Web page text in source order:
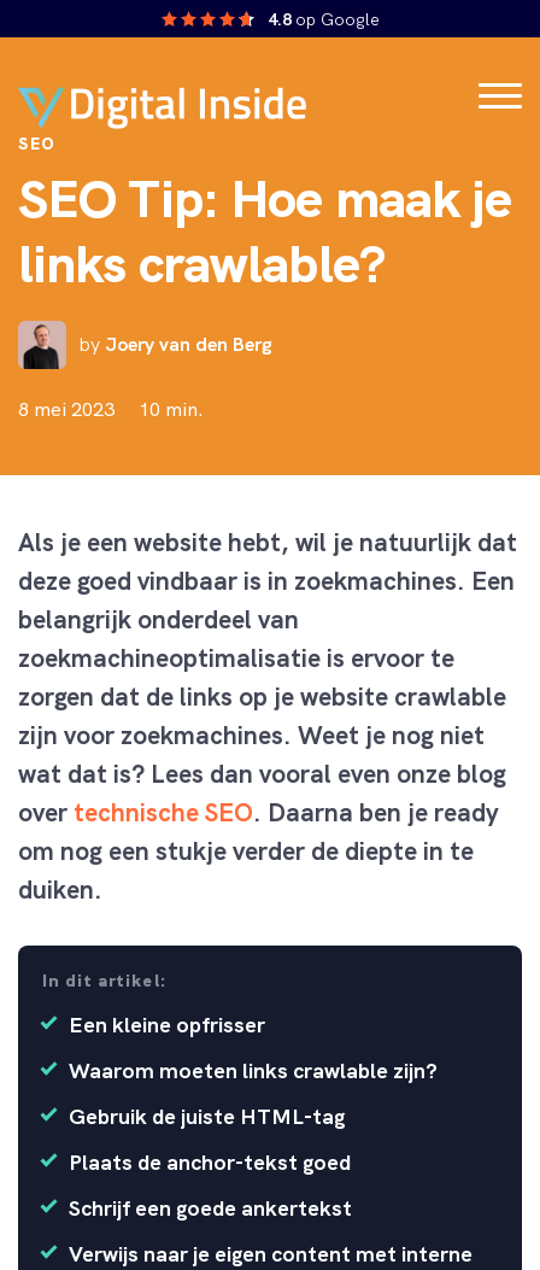
4.8 op Google
SEO
SEO Tip: Hoe maak je
links crawlable?
by Joery van den Berg
8 mei 2023 10 min.
Als je een website hebt, wil je natuurlijk dat
deze goed vindbaar is in zoekmachines. Een
belangrijk onderdeel van
zoekmachineoptimalisatie is ervoor te
zorgen dat de links op je website crawlable
zijn voor zoekmachines. Weet je nog niet
wat dat is? Lees dan vooral even onze blog
over technische SEO. Daarna ben je ready
om nog een stukje verder de diepte in te
duiken.
In dit artikel:
Een kleine opfrisser
Waarom moeten links crawlable zijn?
Gebruik de juiste HTML-tag
Plaats de anchor-tekst goed
Schrijf een goede ankertekst
Verwijs naar je eigen content met interne